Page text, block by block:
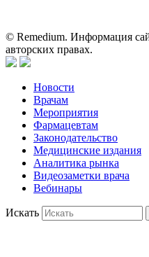
© Remedium. Информация
авторских правах.
Новости
Врачам
Мероприятия
Фармацевтам
Законодательство
Медицинские издания
Аналитика рынка
Видеозаметки врача
Вебинары
Искать